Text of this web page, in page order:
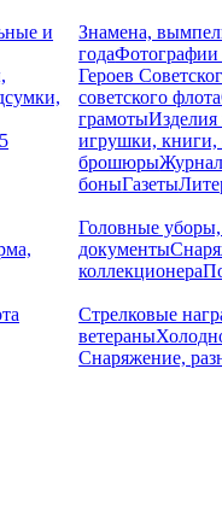
и
Знамена,
годаФотографии
Героев
советского флота
грамотыИзделия
игрушки, книги,
брошюры
боныГазеты
Головные
документы
коллекционера
Стрелковые
ветераны
Снаряжение,